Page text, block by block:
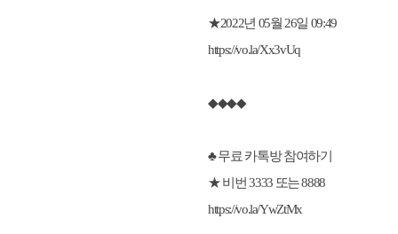
★2022년 05월 26일 09:49
https://vo.la/Xx3vUq
◆◆◆◆
♣ 무료 카톡방 참여하기
★ 비번 3333 또는 8888
https://vo.la/YwZtMx